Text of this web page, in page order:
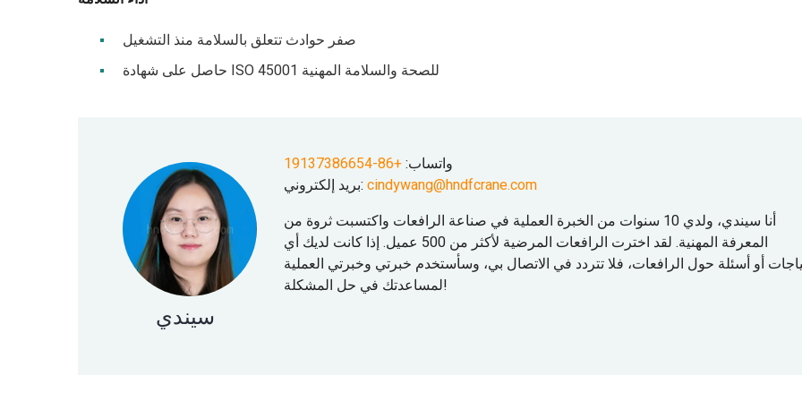
صفر حوادث تتعلق بالسلامة منذ التشغيل
حاصل على شهادة ISO 45001 للصحة والسلامة المهنية
سيندي
واتساب:+86-19137386654
بريد إلكتروني: cindywang@hndfcrane.com
أنا سيندي، ولدي 10 سنوات من الخبرة العملية في صناعة الرافعات واكتسبت ثروة من
المعرفة المهنية. لقد اخترت الرافعات المرضية لأكثر من 500 عميل. إذا كانت لديك أي
أو أسئلة حول الرافعات، فلا تتردد في الاتصال بي، وسأستخدم خبرتي وخبرتي العملية
لمساعدتك في حل المشكلة!